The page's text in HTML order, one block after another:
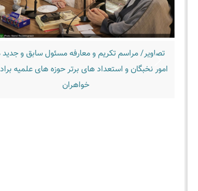
تصاویر/ مراسم تکریم و معارفه مسئول سابق و جدید
امور نخبگان و استعداد های برتر حوزه های علمیه
خواهران